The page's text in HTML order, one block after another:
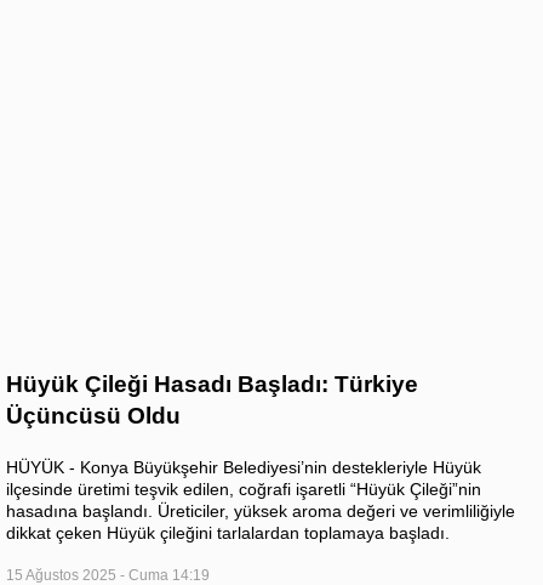
Hüyük Çileği Hasadı Başladı: Türkiye
Üçüncüsü Oldu
HÜYÜK - Konya Büyükşehir Belediyesi’nin destekleriyle Hüyük
ilçesinde üretimi teşvik edilen, coğrafi işaretli “Hüyük Çileği”nin
hasadına başlandı. Üreticiler, yüksek aroma değeri ve verimliliğiyle
dikkat çeken Hüyük çileğini tarlalardan toplamaya başladı.
15 Ağustos 2025 - Cuma 14:19